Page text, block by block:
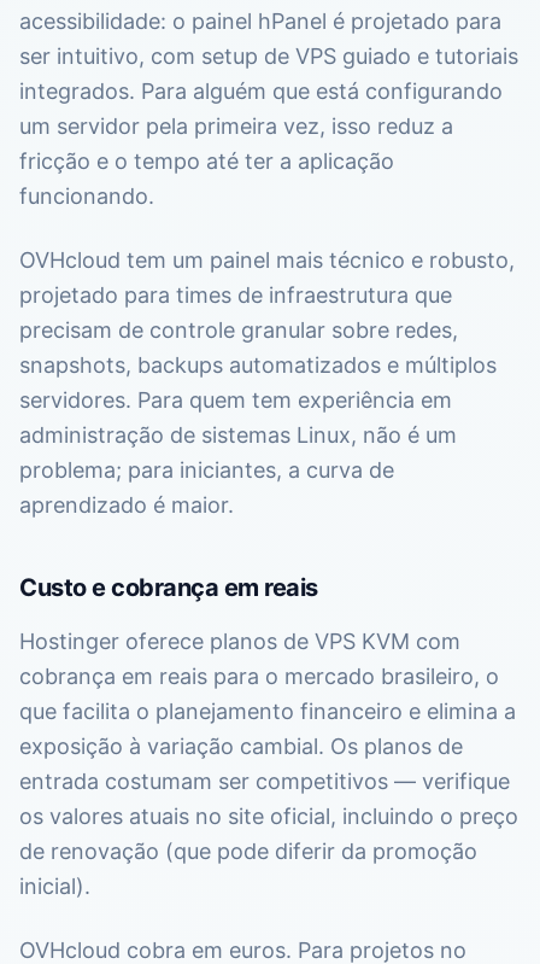
acessibilidade: o painel hPanel é projetado para
ser intuitivo, com setup de VPS guiado e tutoriais
integrados. Para alguém que está configurando
um servidor pela primeira vez, isso reduz a
fricção e o tempo até ter a aplicação
funcionando.
OVHcloud tem um painel mais técnico e robusto,
projetado para times de infraestrutura que
precisam de controle granular sobre redes,
snapshots, backups automatizados e múltiplos
servidores. Para quem tem experiência em
administração de sistemas Linux, não é um
problema; para iniciantes, a curva de
aprendizado é maior.
Custo e cobrança em reais
Hostinger oferece planos de VPS KVM com
cobrança em reais para o mercado brasileiro, o
que facilita o planejamento financeiro e elimina a
exposição à variação cambial. Os planos de
entrada costumam ser competitivos — verifique
os valores atuais no site oficial, incluindo o preço
de renovação (que pode diferir da promoção
inicial).
OVHcloud cobra em euros. Para projetos no